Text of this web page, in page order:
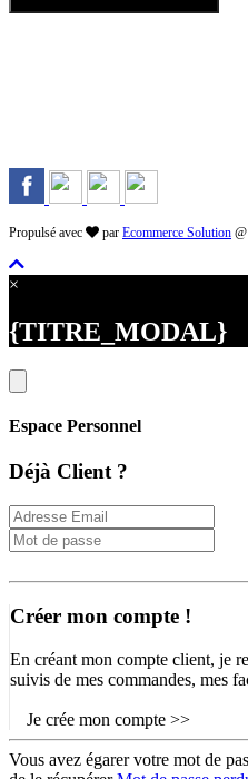
Propulsé avec par Ecommerce Solution
×
{TITRE_MODAL}
Espace Personnel
Déjà Client ?
Créer mon compte !
En créant mon compte client, je
suivis de mes commandes, mes
Je crée mon compte >>
Vous avez égarer votre mot de